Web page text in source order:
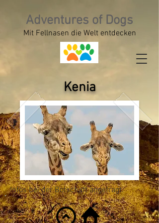
Adventures of Dogs
Mit Fellnasen die Welt entdecken
Kenia
Infos bei der Botschaft angefragt.